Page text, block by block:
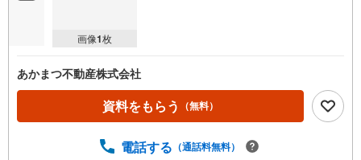
画像1枚
あかまつ不動産株式会社
資料をもらう （無料）
電話する （通話料無料）